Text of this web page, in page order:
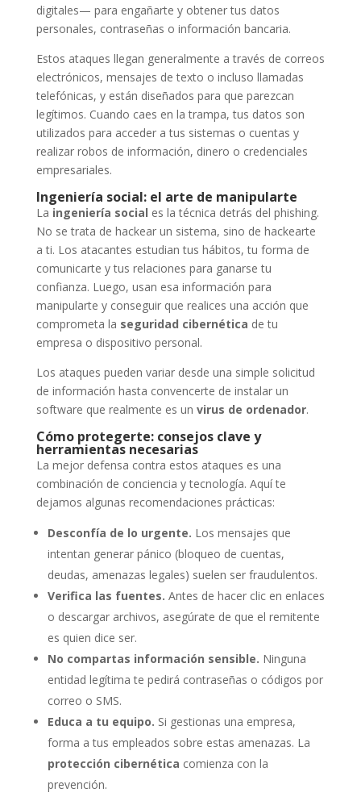
digitales— para engañarte y obtener tus datos
personales, contraseñas o información bancaria.
Estos ataques llegan generalmente a través de correos
electrónicos, mensajes de texto o incluso llamadas
telefónicas, y están diseñados para que parezcan
legítimos. Cuando caes en la trampa, tus datos son
utilizados para acceder a tus sistemas o cuentas y
realizar robos de información, dinero o credenciales
empresariales.
Ingeniería social: el arte de manipularte
La ingeniería social es la técnica detrás del phishing.
No se trata de hackear un sistema, sino de hackearte
a ti. Los atacantes estudian tus hábitos, tu forma de
comunicarte y tus relaciones para ganarse tu
confianza. Luego, usan esa información para
manipularte y conseguir que realices una acción que
comprometa la seguridad cibernética de tu
empresa o dispositivo personal.
Los ataques pueden variar desde una simple solicitud
de información hasta convencerte de instalar un
software que realmente es un virus de ordenador.
Cómo protegerte: consejos clave y
herramientas necesarias
La mejor defensa contra estos ataques es una
combinación de conciencia y tecnología. Aquí te
dejamos algunas recomendaciones prácticas:
Desconfía de lo urgente. Los mensajes que
intentan generar pánico (bloqueo de cuentas,
deudas, amenazas legales) suelen ser fraudulentos.
Verifica las fuentes. Antes de hacer clic en enlaces
o descargar archivos, asegúrate de que el remitente
es quien dice ser.
No compartas información sensible. Ninguna
entidad legítima te pedirá contraseñas o códigos por
correo o SMS.
Educa a tu equipo. Si gestionas una empresa,
forma a tus empleados sobre estas amenazas. La
protección cibernética comienza con la
prevención.